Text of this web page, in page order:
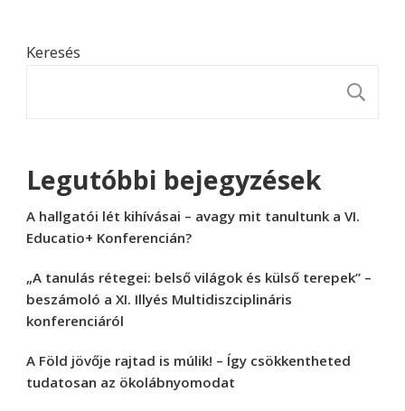
Keresés
Legutóbbi bejegyzések
A hallgatói lét kihívásai – avagy mit tanultunk a VI.
Educatio+ Konferencián?
„A tanulás rétegei: belső világok és külső terepek” –
beszámoló a XI. Illyés Multidiszciplináris
konferenciáról
A Föld jövője rajtad is múlik! – Így csökkentheted
tudatosan az ökolábnyomodat